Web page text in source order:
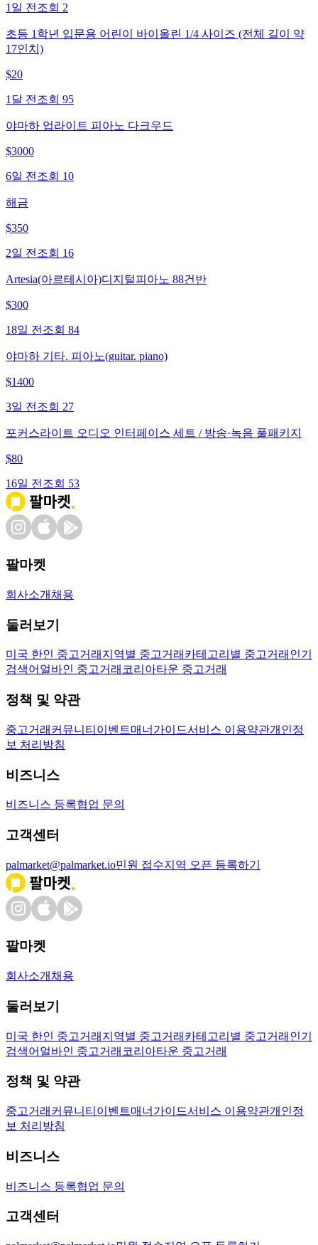
1일 전 조회 2
초등 1학년 입문용 어린이 바이올린 1/4 사이즈 (전체 길이 약
17인치)
$20
1달 전 조회 95
야마하 업라이트 피아노 다크우드
$3000
6일 전 조회 10
해금
$350
2일 전 조회 16
Artesia(아르테시아)디지털피아노 88건반
$300
18일 전 조회 84
야마하 기타. 피아노(guitar. piano)
$1400
3일 전 조회 27
포커스라이트 오디오 인터페이스 세트 / 방송·녹음 풀패키지
$80
16일 전 조회 53
팔마켓
회사소개 채용
둘러보기
미국 한인 중고거래 지역별 중고거래 카테고리별 중고거래 인기
검색어 얼바인 중고거래 코리아타운 중고거래
정책 및 약관
중고거래 커뮤니티 이벤트매너가이드서비스 이용약관개인정
보 처리방침
비즈니스
비즈니스 등록협업 문의
고객센터
palmarket@palmarket.io민원 접수지역 오픈 등록하기
팔마켓
회사소개 채용
둘러보기
미국 한인 중고거래 지역별 중고거래 카테고리별 중고거래 인기
검색어 얼바인 중고거래 코리아타운 중고거래
정책 및 약관
중고거래 커뮤니티 이벤트매너가이드서비스 이용약관개인정
보 처리방침
비즈니스
비즈니스 등록협업 문의
고객센터